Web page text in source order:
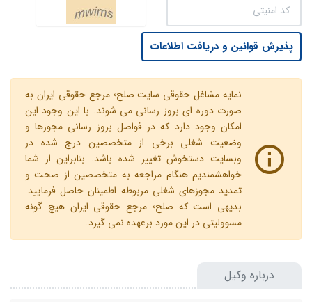
پذیرش قوانین و دریافت اطلاعات
نمایه مشاغل حقوقی سایت صلح؛ مرجع حقوقی ایران به
صورت دوره ای بروز رسانی می شوند. با این وجود این
امکان وجود دارد که در فواصل بروز رسانی مجوزها و
وضعیت شغلی برخی از متخصصین درج شده در
وبسایت دستخوش تغییر شده باشد. بنابراین از شما
خواهشمندیم هنگام مراجعه به متخصصین از صحت و
تمدید مجوزهای شغلی مربوطه اطمینان حاصل فرمایید.
بدیهی است که صلح؛ مرجع حقوقی ایران هیچ گونه
مسوولیتی در این مورد برعهده نمی گیرد.
درباره وکیل